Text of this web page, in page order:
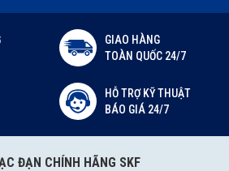
GIAO HÀNG
TOÀN QUỐC 24/7
HỖ TRỢ KỸ THUẬT
BÁO GIÁ 24/7
ĐẠN CHÍNH HÃNG SKF